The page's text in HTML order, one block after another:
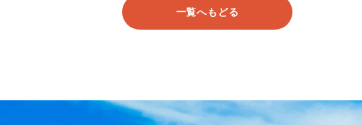
一覧へもどる